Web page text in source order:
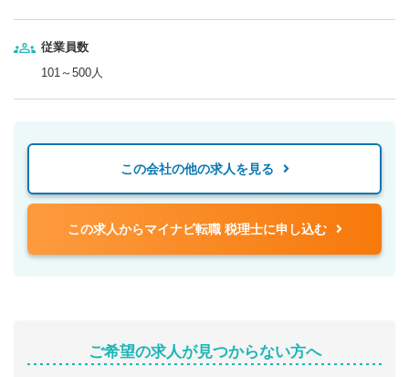
従業員数
101～500人
この会社の他の求人を見る
この求人からマイナビ転職 税理士に申し込む
ご希望の求人が見つからない方へ